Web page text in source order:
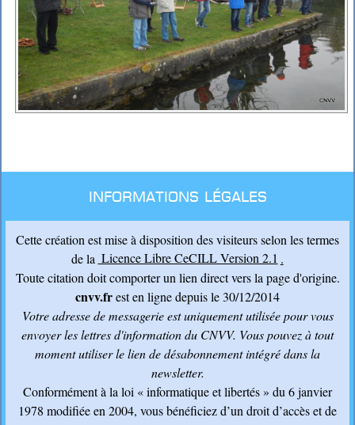
Informations légales
Cette création est mise à disposition des visiteurs selon les termes
de la Licence Libre CeCILL Version 2.1 .
Toute citation doit comporter un lien direct vers la page d'origine.
cnvv.frest en ligne depuis le 30/12/2014
Votre adresse de messagerie est uniquement utilisée pour vous
envoyer les lettres d'information du CNVV. Vous pouvez à tout
moment utiliser le lien de désabonnement intégré dans la
newsletter.
Conformément à la loi « informatique et libertés » du 6 janvier
1978 modifiée en 2004, vous bénéficiez d’un droit d’accès et de